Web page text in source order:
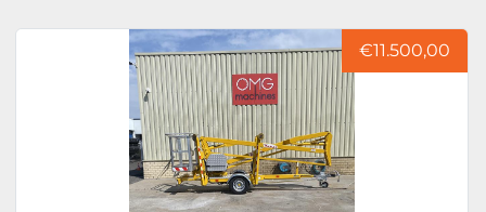
Filter toepassen Filter wissen
€11.500,00